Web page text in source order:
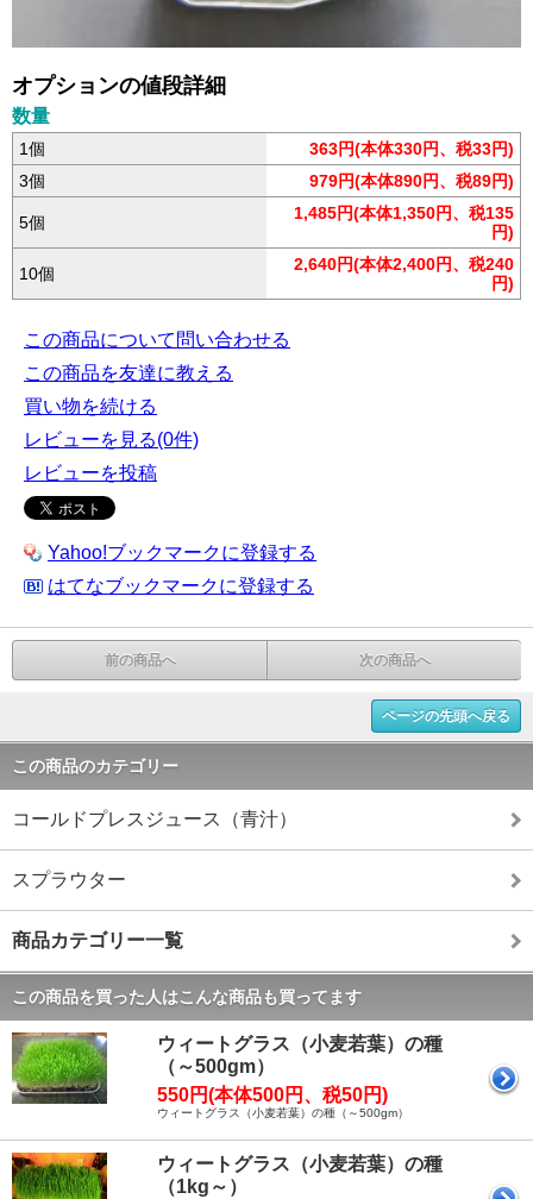
オプションの値段詳細
数量
1個
363円(本体330円、税33円)
3個
979円(本体890円、税89円)
5個
1,485円(本体1,350円、税135
円)
10個
2,640円(本体2,400円、税240
円)
この商品について問い合わせる
この商品を友達に教える
買い物を続ける
レビューを見る(0件)
レビューを投稿
Yahoo!ブックマークに登録する
はてなブックマークに登録する
前の商品へ 次の商品へ
ページの先頭へ戻る
この商品のカテゴリー
コールドプレスジュース（青汁）
スプラウター
商品カテゴリー一覧
この商品を買った人はこんな商品も買ってます
ウィートグラス（小麦若葉）の種
（～500gm）
550円(本体500円、税50円)
ウィートグラス（小麦若葉）の種（～500gm）
ウィートグラス（小麦若葉）の種
（1kg～）